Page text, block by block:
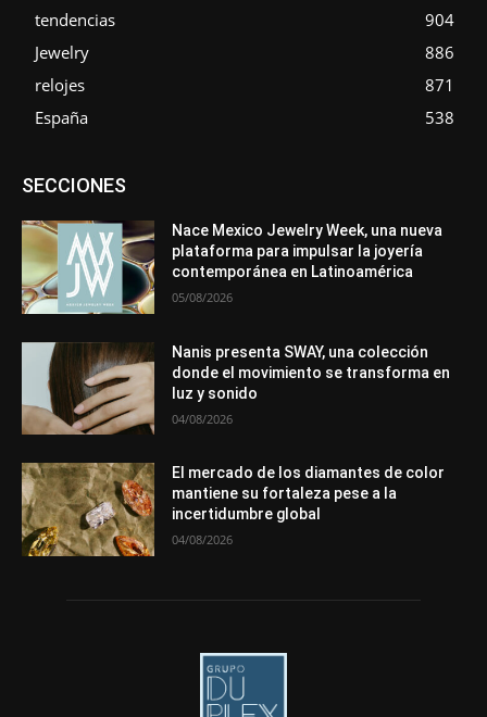
tendencias
904
Jewelry
886
relojes
871
España
538
SECCIONESAsociaciones
Entrevistas
Mundo Técnico
Novedades Opiniones
Perspectiva
Premios
Secciones Sin categoría
Sucesos
Más
Nace Mexico Jewelry Week, una nueva
plataforma para impulsar la joyería
contemporánea en Latinoamérica
05/08/2026
Nanis presenta SWAY, una colección
donde el movimiento se transforma en
luz y sonido
04/08/2026
El mercado de los diamantes de color
mantiene su fortaleza pese a la
incertidumbre global
04/08/2026